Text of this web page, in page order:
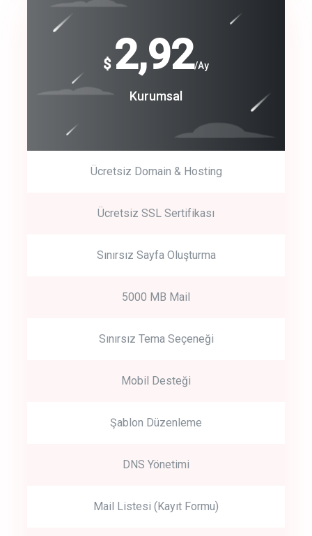
track energy costs
Get Started
Start by trying our service for 30 days free trial no credit card
$ 2,92/Ay
Kurumsal
Ücretsiz Domain & Hosting
Ücretsiz SSL Sertifikası
Sınırsız Sayfa Oluşturma
5000 MB Mail
Sınırsız Tema Seçeneği
Mobil Desteği
Şablon Düzenleme
DNS Yönetimi
Mail Listesi (Kayıt Formu)
$
240
Coroprate